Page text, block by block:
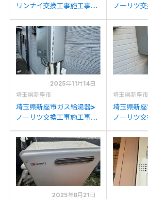
リンナイ交換工事施工事
V2006SAWからリンナイ
RUF-E2007SAW(A)への
交換
ノーリツ
ーリツ
交換
2025年11月14日
埼玉県新座市
埼玉県新座市ガス給湯器>
ノーリツ交換工事施工事
2427SAWXからノーリツ
GT-C2472SAW BLへの交
換
埼玉県新座市
埼玉県新
ノーリツ
ーリツ
への交換
2025年8月21日